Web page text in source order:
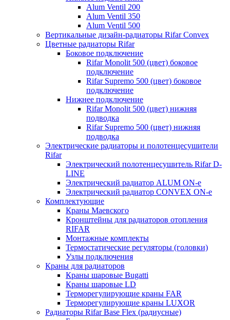
Alum Ventil 200
Alum Ventil 350
Alum Ventil 500
Вертикальные дизайн-радиаторы Rifar Convex
Цветные радиаторы Rifar
Боковое подключение
Rifar Monolit 500 (цвет) боковое
подключение
Rifar Supremo 500 (цвет) боковое
подключение
Нижнее подключение
Rifar Monolit 500 (цвет) нижняя
подводка
Rifar Supremo 500 (цвет) нижняя
подводка
Электрические радиаторы и полотенцесушители
Rifar
Электрический полотенцесушитель Rifar D-
LINE
Электрический радиатор ALUM ON-e
Электрический радиатор CONVEX ON-e
Комплектующие
Краны Маевского
Кронштейны для радиаторов отопления
RIFAR
Монтажные комплекты
Термостатические регуляторы (головки)
Узлы подключения
Краны для радиаторов
Краны шаровые Bugatti
Краны шаровые LD
Терморегулирующие краны FAR
Терморегулирующие краны LUXOR
Радиаторы Rifar Base Flex (радиусные)